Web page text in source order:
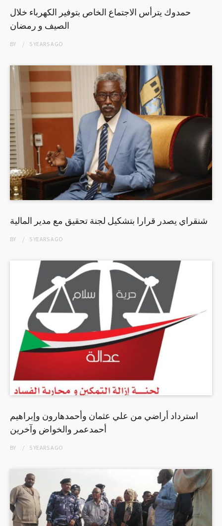
حمدوك يترأس الاجتماع الخاص بتوفير الكهرباء خلال
الصيف و رمضان
BY 5 YEARSAGO
شنقراي يصدر قرارا بتشكيل لجنة تحقيق مع مدير المالية
BY 5 YEARSAGO
استرداد أراضي من علي عثمان وأحمدهارون وإبراهيم
أحمدعمر والخواض وآخرين
BY 5 YEARSAGO